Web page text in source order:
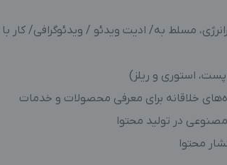
استوری و ریلز)
خلاقانه برای معرفی محصولات و خدمات
در تولید محتوا
محتوا